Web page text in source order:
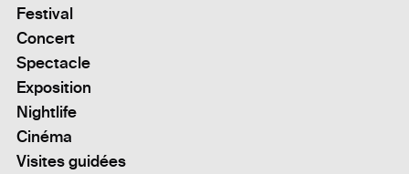
Festival
Concert
Spectacle
Exposition
Nightlife
Cinéma
Visites guidées